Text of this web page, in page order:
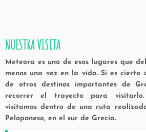
NUESTRA VISITA
Meteora es uno de esos lugares que
menos una vez en la vida. Si es cierto
de otros destinos importantes de
recorrer el trayecto para
visitamos dentro de una ruta
Peloponeso, en el sur de Grecia.